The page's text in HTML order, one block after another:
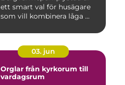
ett smart val för husägare
som vill kombinera låga ...
03. jun
Orglar från kyrkorum till
vardagsrum